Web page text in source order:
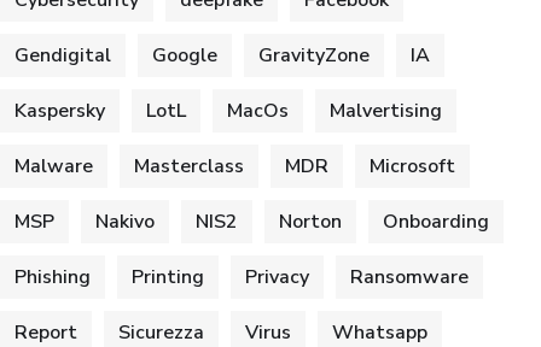
Gendigital Google GravityZone IA
Kaspersky LotL MacOs Malvertising
Malware Masterclass MDR Microsoft
MSP Nakivo NIS2 Norton Onboarding
Phishing Printing Privacy Ransomware
Report Sicurezza Virus Whatsapp